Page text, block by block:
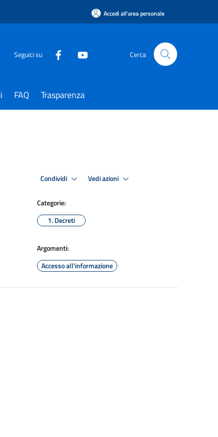
Accedi all'area personale
Seguici su Cerca
FAQ Trasparenza
Condividi Vedi azioni
Categorie:
1. Decreti
Argomenti:
Accesso all'informazione